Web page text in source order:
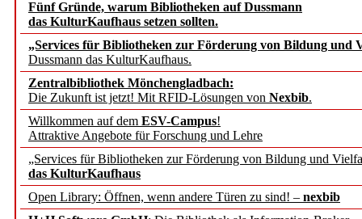
Fünf Gründe, warum Bibliotheken auf Dussmann
das KulturKaufhaus setzen sollten.
„Services für Bibliotheken zur Förderung von Bildung und
Dussmann das KulturKaufhaus.
Zentralbibliothek Mönchengladbach:
Die Zukunft ist jetzt! Mit RFID-Lösungen von Nexbib.
Willkommen auf dem ESV-Campus!
Attraktive Angebote für Forschung und Lehre
„Services für Bibliotheken zur Förderung von Bildung und
das KulturKaufhaus
Open Library: Öffnen, wenn andere Türen zu sind! – nexbib
Segment Research –
angepasst
konstruktiv!
Mohr Siebeck
und die Zeitschrift für